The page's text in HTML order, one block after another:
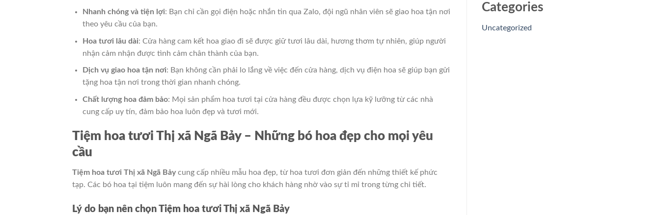
Nhanh chóng và tiện lợi: Bạn chỉ cần gọi điện hoặc nhắn tin qua Zalo, đội ngũ nhân viên sẽ giao hoa tận nơi
theo yêu cầu của bạn.
Hoa tươi lâu dài: Cửa hàng cam kết hoa giao đi sẽ được giữ tươi lâu dài, hương thơm tự nhiên, giúp người
nhận cảm nhận được tình cảm chân thành của bạn.
Dịch vụ giao hoa tận nơi: Bạn không cần phải lo lắng về việc đến cửa hàng, dịch vụ điện hoa sẽ giúp bạn gửi
tặng hoa tận nơi trong thời gian nhanh chóng.
Chất lượng hoa đảm bảo: Mọi sản phẩm hoa tươi tại cửa hàng đều được chọn lựa kỹ lưỡng từ các nhà
cung cấp uy tín, đảm bảo hoa luôn đẹp và tươi mới.
Tiệm hoa tươi Thị xã Ngã Bảy – Những bó hoa đẹp cho mọi yêu
cầu
Tiệm hoa tươi Thị xã Ngã Bảycung cấp nhiều mẫu hoa đẹp, từ hoa tươi đơn giản đến những thiết kế phức
tạp. Các bó hoa tại tiệm luôn mang đến sự hài lòng cho khách hàng nhờ vào sự tỉ mỉ trong từng chi tiết.
Lý do bạn nên chọn Tiệm hoa tươi Thị xã Ngã Bảy
Categories
Uncategorized